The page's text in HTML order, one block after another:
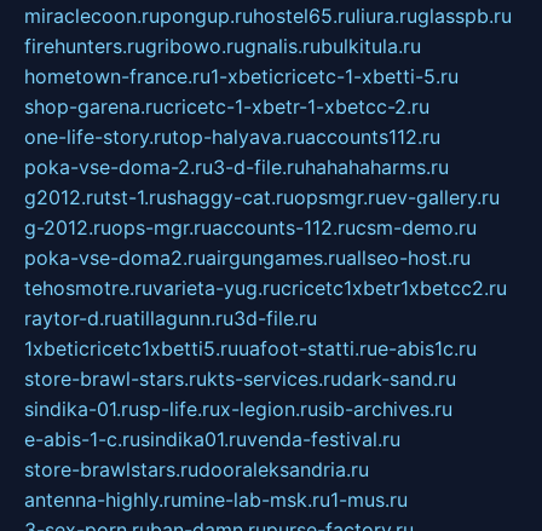
miraclecoon.rupongup.ruhostel65.ruliura.ruglasspb.ru
firehunters.rugribowo.rugnalis.rubulkitula.ru
hometown-france.ru1-xbeticricetc-1-xbetti-5.ru
shop-garena.rucricetc-1-xbetr-1-xbetcc-2.ru
one-life-story.rutop-halyava.ruaccounts112.ru
poka-vse-doma-2.ru3-d-file.ruhahahaharms.ru
g2012.rutst-1.rushaggy-cat.ruopsmgr.ruev-gallery.ru
g-2012.ruops-mgr.ruaccounts-112.rucsm-demo.ru
poka-vse-doma2.ruairgungames.ruallseo-host.ru
tehosmotre.ruvarieta-yug.rucricetc1xbetr1xbetcc2.ru
raytor-d.ruatillagunn.ru3d-file.ru
1xbeticricetc1xbetti5.ruuafoot-statti.rue-abis1c.ru
store-brawl-stars.rukts-services.rudark-sand.ru
sindika-01.rusp-life.rux-legion.rusib-archives.ru
e-abis-1-c.rusindika01.ruvenda-festival.ru
store-brawlstars.rudooraleksandria.ru
antenna-highly.rumine-lab-msk.ru1-mus.ru